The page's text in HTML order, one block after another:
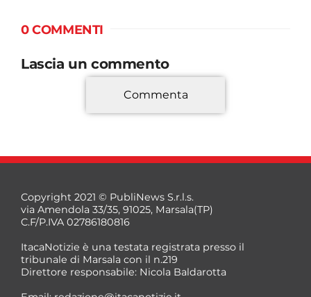
0 COMMENTI
Lascia un commento
*
Commenta
Copyright 2021 © PubliNews S.r.l.s.
via Amendola 33/35, 91025, Marsala(TP)
C.F/P.IVA 02786180816
ItacaNotizie è una testata registrata presso il
tribunale di Marsala con il n.219
Direttore responsabile: Nicola Baldarotta